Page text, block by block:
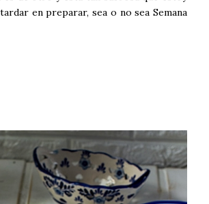
en preparar, sea o no sea Semana